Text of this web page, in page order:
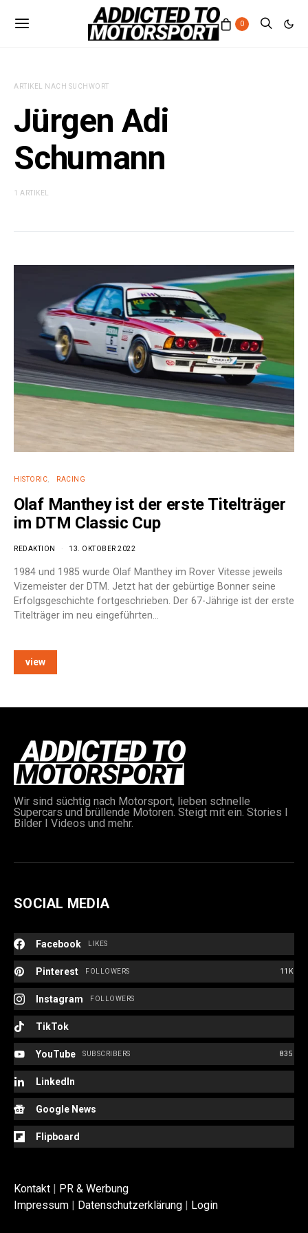
0
ARTIKEL NACH SUCHWORT
Jürgen Adi
Schumann
1 ARTIKEL
HISTORIC RACING
Olaf Manthey ist der erste Titelträger
im DTM Classic Cup
REDAKTION 13. OKTOBER 2022
1984 und 1985 wurde Olaf Manthey im Rover Vitesse jeweils
Vizemeister der DTM. Jetzt hat der gebürtige Bonner seine
Erfolgsgeschichte fortgeschrieben. Der 67-Jährige ist der erste
Titelträger im neu eingeführten…
view
Wir sind süchtig nach Motorsport, lieben schnelle
Supercars und brüllende Motoren. Steigt mit ein. Stories I
Bilder I Videos und mehr.
SOCIAL MEDIA
Facebook LIKES
Pinterest 11K
FOLLOWERS
Instagram FOLLOWERS
TikTok
YouTube 835
SUBSCRIBERS
LinkedIn
Google News
Flipboard
Kontakt
PR & Werbung
Impressum
Datenschutzerklärung Login